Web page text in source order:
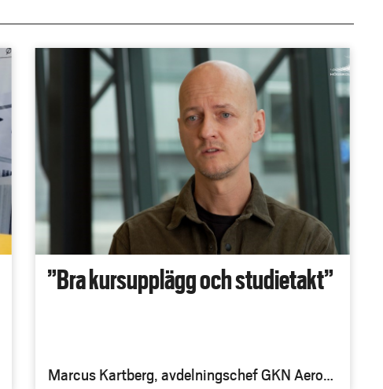
”Bra kursupplägg och studietakt”
Marcus Kartberg, avdelningschef GKN Aerosp